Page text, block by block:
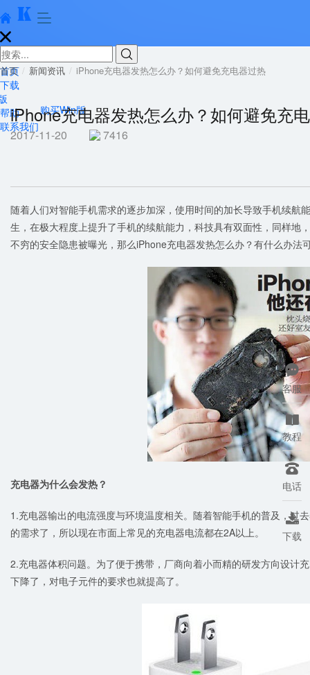
  


首页
下载
购买Win版
帮助
联系我们
首页 新闻资讯 iPhone充电器发热怎么办？如何避免充电器过热
iPhone充电器发热怎么办？如何避免充
2017-11-20 7416
随着人们对智能手机需求的逐步加深，使用时间的加长导致手机续航
生，在极大程度上提升了手机的续航能力，科技具有双面性，同样地
不穷的安全隐患被曝光，那么iPhone充电器发热怎么办？有什么办法
充电器为什么会发热？
1.充电器输出的电流强度与环境温度相关。随着智能手机的普及，过
的需求了，所以现在市面上常见的充电器电流都在2A以上。
2.充电器体积问题。为了便于携带，厂商向着小而精的研发方向设计
下降了，对电子元件的要求也就提高了。

客服

教程

电话

下载